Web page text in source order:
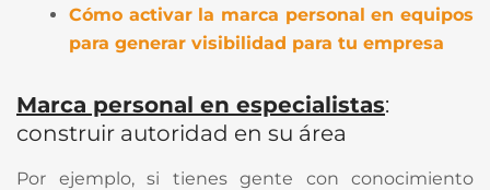
Cómo activar la marca personal en equipos
para generar visibilidad para tu empresa
Marca personal en especialistas:
construir autoridad en su área
Por ejemplo, si tienes gente con conocimiento